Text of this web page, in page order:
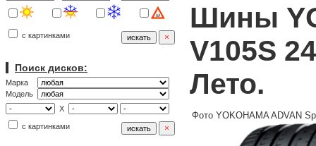
с картинками
Поиск дисков:
Марка
Модель
X
с картинками
Шины
V105S
Лето.
Фото YOKOHAMA ADVAN